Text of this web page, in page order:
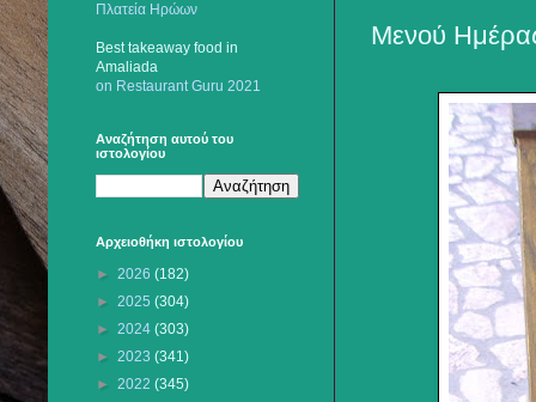
Μενού
Πλατεία Ηρώων
Best takeaway food in
Amaliada
on Restaurant Guru 2021
Αναζήτηση αυτού του
ιστολογίου
Αρχειοθήκη ιστολογίου
► 2026 (182)
► 2025 (304)
► 2024 (303)
► 2023 (341)
► 2022 (345)